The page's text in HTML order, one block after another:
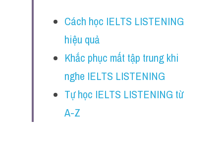
Reading
Đề thi thật IELTS
Cách học IELTS LISTENING
hiệu quả
Khắc phục mất tập trung khi
nghe IELTS LISTENING
Tự học IELTS LISTENING từ
A-Z